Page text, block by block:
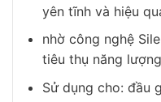
yên tĩnh và hiệu
nhờ công nghệ
tiêu thụ năng
Sử dụng cho: đầu